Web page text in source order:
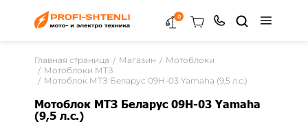
0
Главная страница Магазин
Мотоблоки
Мотоблоки МТЗ
Мотоблок МТЗ Беларус 09H-03 Yamaha (9,5 л.с.)
Мотоблок МТЗ Беларус 09H-03 Yamaha
(9,5 л.с.)